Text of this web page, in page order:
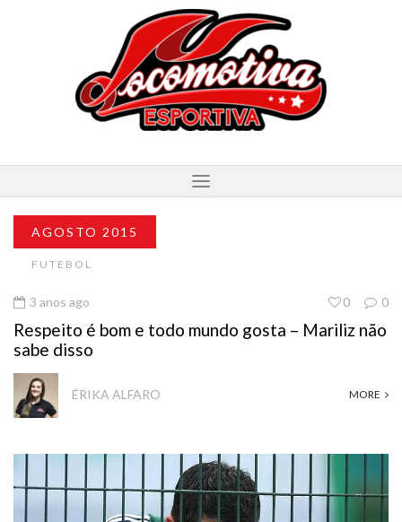
AGOSTO 2015
FUTEBOL
3 anos ago 0
0
Respeito é bom e todo mundo gosta – Mariliz não
sabe disso
ÉRIKA ALFARO MORE